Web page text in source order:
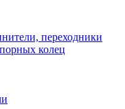
переходники
колец